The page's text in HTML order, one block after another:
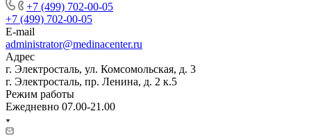
+7 (499) 702-00-05
+7 (499) 702-00-05
E-mail
administrator@medinacenter.ru
Адрес
г. Электросталь, ул. Комсомольская, д. 3
г. Электросталь, пр. Ленина, д. 2 к.5
Режим работы
Ежедневно 07.00-21.00